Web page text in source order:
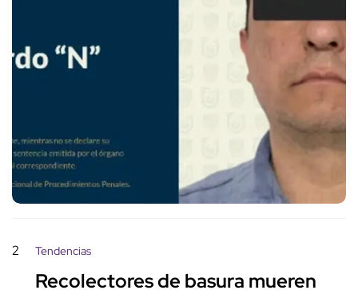
2 Tendencias
Recolectores de basura mueren